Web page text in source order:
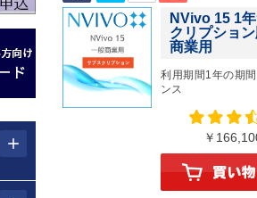
NVivo 15 1
クリプショ
商業用
利用期間1年の期
ンス
￥